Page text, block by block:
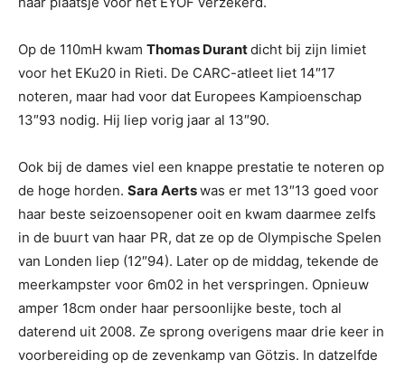
Op de 110mH kwam Thomas Durantdicht bij zijn limiet
voor het EKu20 in Rieti. De CARC-atleet liet 14″17
noteren, maar had voor dat Europees Kampioenschap
13″93 nodig. Hij liep vorig jaar al 13″90.
Ook bij de dames viel een knappe prestatie te noteren op
de hoge horden. Sara Aertswas er met 13″13 goed voor
haar beste seizoensopener ooit en kwam daarmee zelfs
in de buurt van haar PR, dat ze op de Olympische Spelen
van Londen liep (12″94). Later op de middag, tekende de
meerkampster voor 6m02 in het verspringen. Opnieuw
amper 18cm onder haar persoonlijke beste, toch al
daterend uit 2008. Ze sprong overigens maar drie keer in
voorbereiding op de zevenkamp van Götzis. In datzelfde